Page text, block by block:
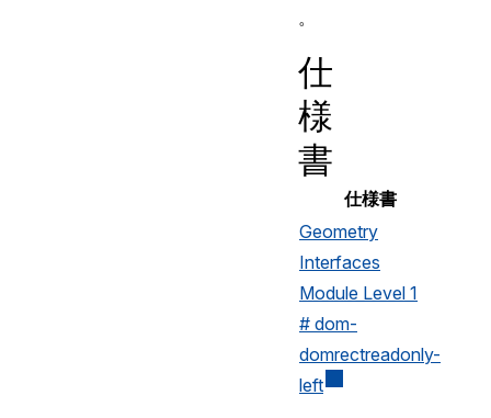
。
仕
様
書
仕様書
Geometry
Interfaces
Module Level 1
# dom-
domrectreadonly-
left